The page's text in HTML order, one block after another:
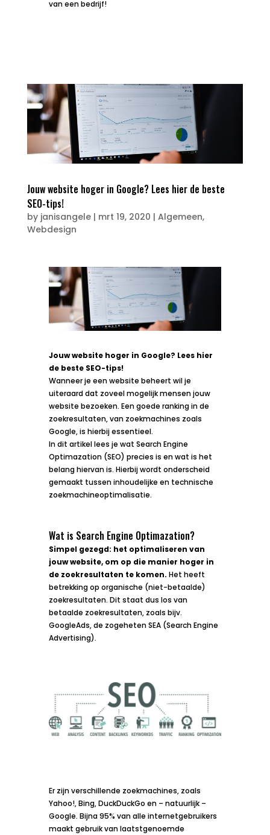
van een bedrijf!
Jouw website hoger in Google? Lees hier de beste
SEO-tips!
by janisangele| mrt 19, 2020 | Algemeen,
Webdesign
Jouw website hoger in Google? Lees hier
de beste SEO-tips!
Wanneer je een website beheert wil je
uiteraard dat zoveel mogelijk mensen jouw
website bezoeken. Een goede ranking in de
zoekresultaten, van zoekmachines zoals
Google, is hierbij essentieel.
In dit artikel lees je wat Search Engine
Optimazation (SEO) precies is en wat is het
belang hiervan is. Hierbij wordt onderscheid
gemaakt tussen inhoudelijke en technische
zoekmachineoptimalisatie.
Wat is Search Engine Optimazation?
Simpel gezegd: het optimaliseren van
jouw website, om op die manier hoger in
de zoekresultaten te komen. Het heeft
betrekking op organische (niet-betaalde)
zoekresultaten. Dit staat dus los van
betaalde zoekresultaten, zoals bijv.
GoogleAds, de zogeheten SEA (Search Engine
Advertising).
Er zijn verschillende zoekmachines, zoals
Yahoo!, Bing, DuckDuckGo en – natuurlijk –
Google. Bijna 95% van alle internetgebruikers
maakt gebruik van laatstgenoemde